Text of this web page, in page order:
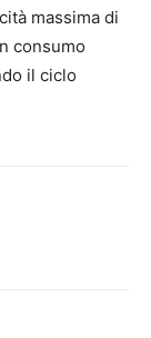
massima di
consumo
il ciclo